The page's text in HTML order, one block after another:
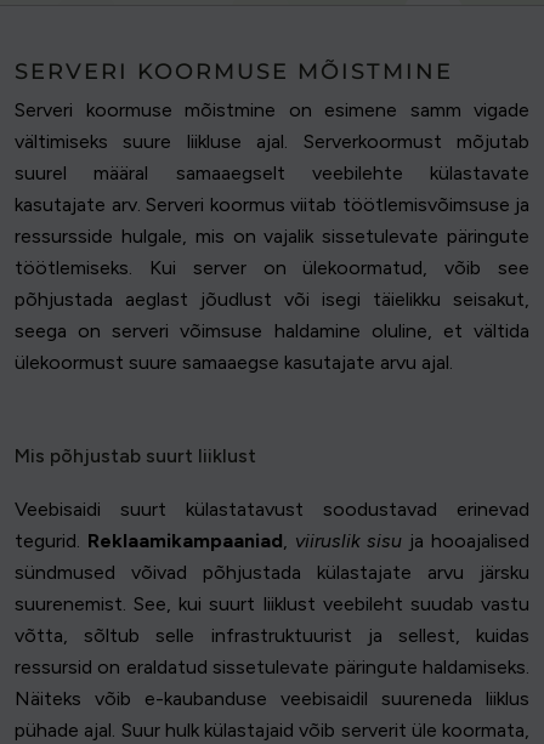
SERVERI KOORMUSE MÕISTMINE
Serveri koormuse mõistmine on esimene samm vigade
vältimiseks suure liikluse ajal. Serverkoormust mõjutab
suurel määral samaaegselt veebilehte külastavate
kasutajate arv. Serveri koormus viitab töötlemisvõimsuse ja
ressursside hulgale, mis on vajalik sissetulevate päringute
töötlemiseks. Kui server on ülekoormatud, võib see
põhjustada aeglast jõudlust või isegi täielikku seisakut,
seega on serveri võimsuse haldamine oluline, et vältida
ülekoormust suure samaaegse kasutajate arvu ajal.
Mis põhjustab suurt liiklust
Veebisaidi suurt külastatavust soodustavad erinevad
tegurid. Reklaamikampaaniad, viiruslik sisu ja hooajalised
sündmused võivad põhjustada külastajate arvu järsku
suurenemist. See, kui suurt liiklust veebileht suudab vastu
võtta, sõltub selle infrastruktuurist ja sellest, kuidas
ressursid on eraldatud sissetulevate päringute haldamiseks.
Näiteks võib e-kaubanduse veebisaidil suureneda liiklus
pühade ajal. Suur hulk külastajaid võib serverit üle koormata,